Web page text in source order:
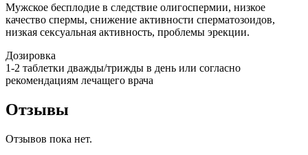
Мужское бесплодие в следствие олигоспермии, низкое
качество спермы, снижение активности сперматозоидов,
низкая сексуальная активность, проблемы эрекции.
Дозировка
1-2 таблетки дважды/трижды в день или согласно
рекомендациям лечащего врача
Отзывы
Отзывов пока нет.